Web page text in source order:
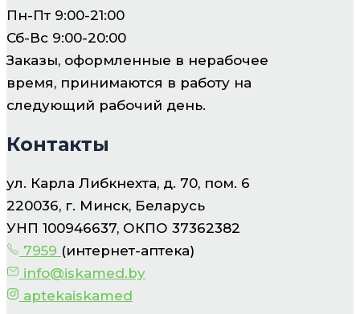
Пн-Пт 9:00-21:00
Сб-Вс 9:00-20:00
Заказы, оформленные в нерабочее
время, принимаются в работу на
следующий рабочий день.
Контакты
ул. Карла Либкнехта, д. 70, пом. 6
220036, г. Минск, Беларусь
УНП 100946637, ОКПО 37362382
7959 (интернет-аптека)
info@iskamed.by
aptekaiskamed